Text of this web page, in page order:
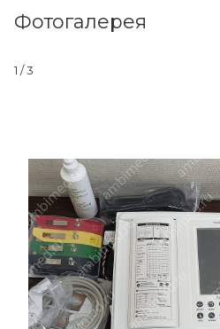
Фотогалерея
1 / 3